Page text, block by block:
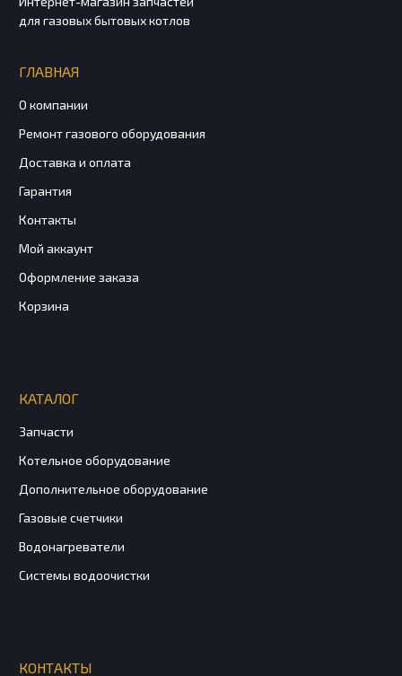
для газовых бытовых котлов
ГЛАВНАЯ
О компании
Ремонт газового оборудования
Доставка и оплата
Гарантия
Контакты
Мой аккаунт
Оформление заказа
Корзина
КАТАЛОГ
Запчасти
Котельное оборудование
Дополнительное оборудование
Газовые счетчики
Водонагреватели
Системы водоочистки
КОНТАКТЫ